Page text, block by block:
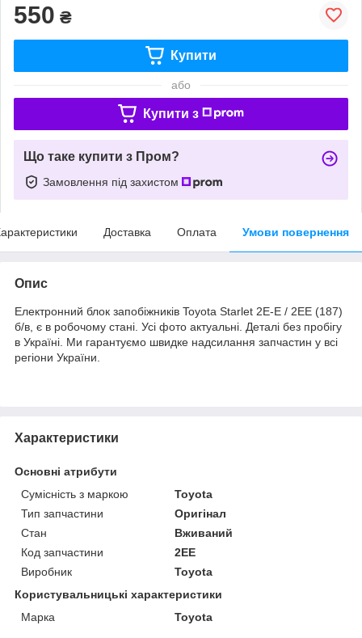
550 ₴
Купити
або
Купити з
Що таке купити з Пром?
Замовлення під захистом
Доставка Оплата Умови повернення
Опис
Електронний блок запобіжників Toyota Starlet 2E-E / 2EE (187)
б/в, є в робочому стані. Усі фото актуальні. Деталі без пробігу
в Україні. Ми гарантуємо швидке надсилання запчастин у всі
регіони України.
Характеристики
Основні атрибути
Сумісність з маркою
Toyota
Тип запчастини
Оригінал
Стан
Вживаний
Код запчастини
2EE
Виробник
Toyota
Користувальницькі характеристики
Марка
Toyota